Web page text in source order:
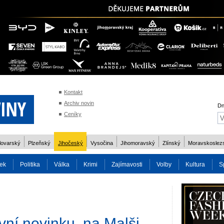
Kontakt
Archiv novin
Ceníky
Plzeňský Jihočeský Vysočina Jihomoravský Zlínský
Politika Válka Krimi Zajímavosti Volby Kultura
Charita